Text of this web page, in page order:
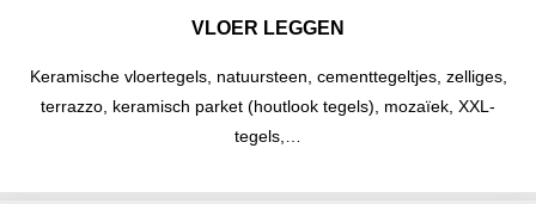
VLOER LEGGEN
Keramische vloertegels, natuursteen, cementtegeltjes, zelliges,
terrazzo, keramisch parket (houtlook tegels), mozaïek, XXL-
tegels,…